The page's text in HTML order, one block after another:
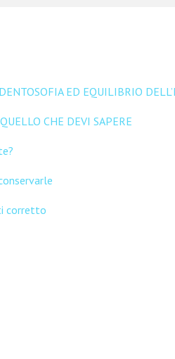
ED EQUILIBRIO
CHE DEVI SAPERE
corretto
tutti i giorni nel mio studio di
dei piccoli e grandi pazienti.